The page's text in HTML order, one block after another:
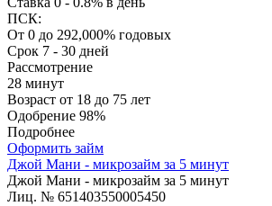
ПСК:
От 0 до 292,000% годовых
Срок 7 - 30 дней
Рассмотрение
28 минут
Возраст от 18 до 75 лет
Одобрение 98%
Подробнее
Оформить займ
Джой Мани - микрозайм за 5 минут
Джой Мани - микрозайм за 5 минут
Лиц. № 651403550005450